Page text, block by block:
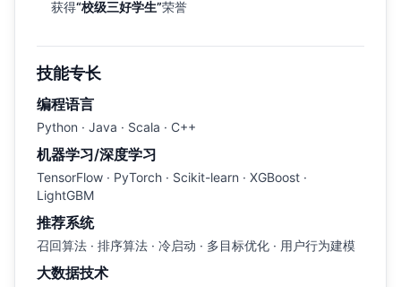
获得“校级三好学生”荣誉
技能专长
编程语言
Python · Java · Scala · C++
机器学习/深度学习
TensorFlow · PyTorch · Scikit-learn · XGBoost ·
LightGBM
推荐系统
召回算法 · 排序算法 · 冷启动 · 多目标优化 · 用户行为建模
大数据技术